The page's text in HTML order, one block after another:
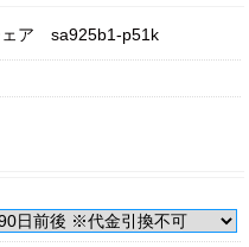
ア sa925b1-p51k